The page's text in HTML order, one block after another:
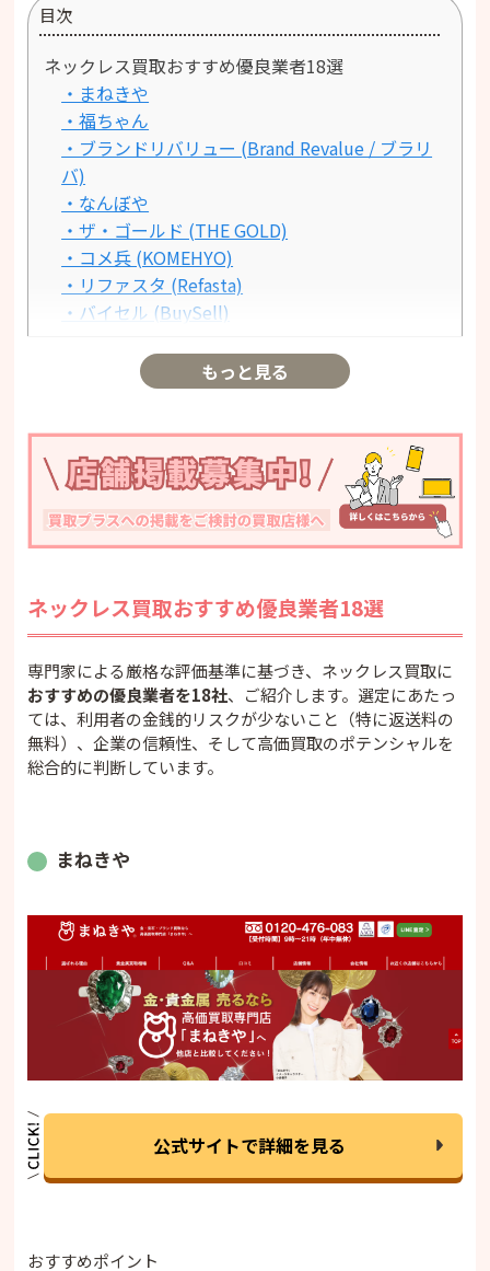
目次
ネックレス買取おすすめ優良業者18選
・まねきや
・福ちゃん
・ブランドリバリュー (Brand Revalue / ブラリ
バ)
・なんぼや
・ザ・ゴールド (THE GOLD)
・コメ兵 (KOMEHYO)
・リファスタ (Refasta)
・バイセル (BuySell)
・高く売れるドットコム
・宝石広場 (Housekihiroba)
・ブランドオフ (Brand Off)
・エコリング (Eco Ring)
・セカンドストリート (2nd STREET)
め
・ティファニー (Tiffany & Co.)
・カルティエ (Cartier)
・ブルガリ (BVLGARI)
・ヴァンクリーフ＆アーペル (Van Cleef &
Arpels)
・ハリー・ウィンストン (Harry Winston)
・4℃ (ヨンドシー)
・喜平 (きへい) ネックレス
・ダイヤモンドネックレス (ノンブランド)
・パールネックレス
ネックレス買取で後悔しないための5つの鉄則
・鉄則1：付属品は「価値」であると心得る
・鉄則2：売る前の「ひと手間」を惜しまない
・鉄則3：「相見積もり」こそが高価買取への
・鉄則4：地金相場とブランドの「売り時」を
・鉄則5：自分のネックレスに最適な「専門
もっと見る
ネックレス買取おすすめ優良業者18選
専門家による厳格な評価基準に基づき、ネックレス買取に
おすすめの優良業者を18社、ご紹介します。選定にあたっ
ては、利用者の金銭的リスクが少ないこと（特に返送料の
無料）、企業の信頼性、そして高価買取のポテンシャルを
総合的に判断しています。
まねきや
公式サイトで詳細を見る
おすすめポイント